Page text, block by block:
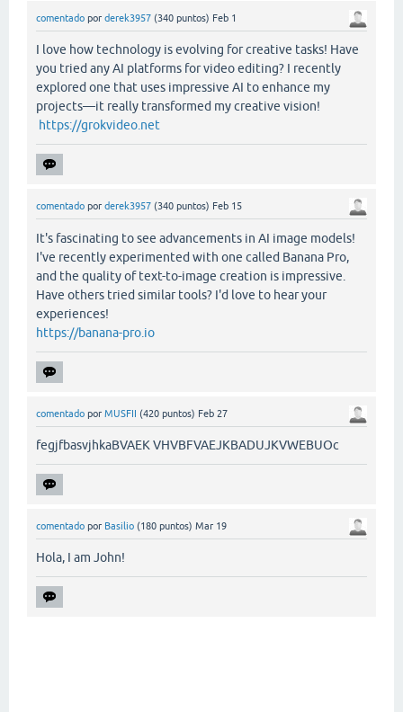
comentado por derek3957 (340 puntos) Feb 1
I love how technology is evolving for creative tasks! Have
you tried any AI platforms for video editing? I recently
explored one that uses impressive AI to enhance my
projects—it really transformed my creative vision!
https://grokvideo.net
comentado por derek3957 (340 puntos) Feb 15
It's fascinating to see advancements in AI image models!
I've recently experimented with one called Banana Pro,
and the quality of text-to-image creation is impressive.
Have others tried similar tools? I'd love to hear your
experiences!
https://banana-pro.io
comentado por MUSFII (420 puntos) Feb 27
fegjfbasvjhkaBVAEK VHVBFVAEJKBADUJKVWEBUOc
comentado por Basilio (180 puntos) Mar 19
Hola, I am John!